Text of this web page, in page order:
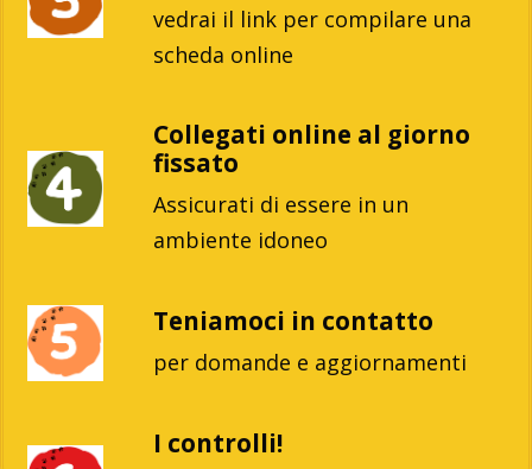
vedrai il link per compilare una
scheda online
Collegati online al giorno
fissato
Assicurati di essere in un
ambiente idoneo
Teniamoci in contatto
per domande e aggiornamenti
I controlli!